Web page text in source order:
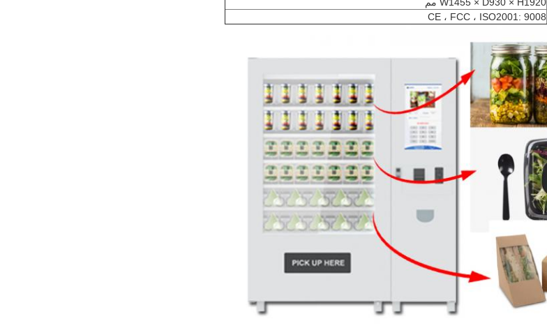
CE ، FCC ، ISO2001: 9008